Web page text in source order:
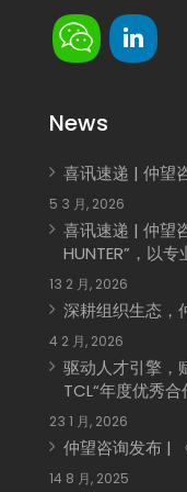
News
喜讯速递 | 仲望
5 3 月, 2026
喜讯速递 | 仲望
HUNTER”，以
13 2 月, 2026
深耕组织生态，
4 2 月, 2026
驱动人才引擎，
TCL“年度优秀合
23 1 月, 2026
仲望咨询发布 |
14 8 月, 2025